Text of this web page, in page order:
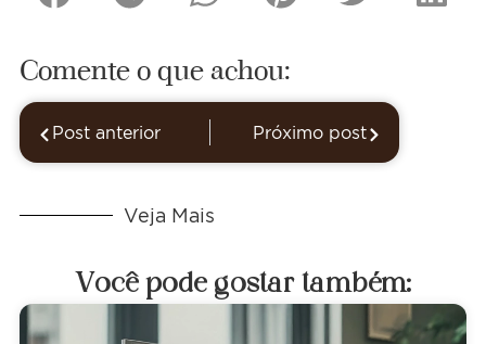
Comente o que achou:
Post anterior Próximo post
Veja Mais
Você pode gostar também: